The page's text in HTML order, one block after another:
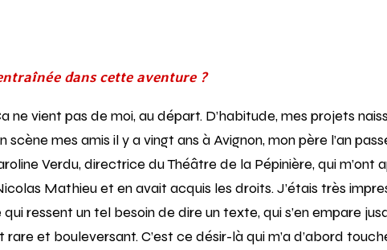
dans cette aventure ?
ne vient pas de moi, au départ. D’habitude, mes projets
scène mes amis il y a vingt ans à Avignon, mon père l’an
Verdu, directrice du Théâtre de la Pépinière, qui m’ont
Mathieu et en avait acquis les droits. J’étais très
ressent un tel besoin de dire un texte, qui s’en empare
rare et bouleversant. C’est ce désir-là qui m’a d’abord